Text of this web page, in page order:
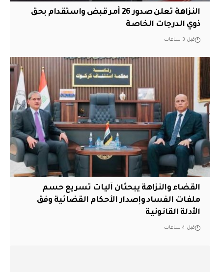
النزاهة تعلن صدور 26 أمر قبض واستقدام بحق
ذوي الدرجات الخاصة
قبل 3 ساعات
القضاء والنزاهة يبحثان آليات تسريع حسم
ملفات الفساد وإصدار الأحكام القضائية وفق
الأدلة القانونية
قبل 4 ساعات